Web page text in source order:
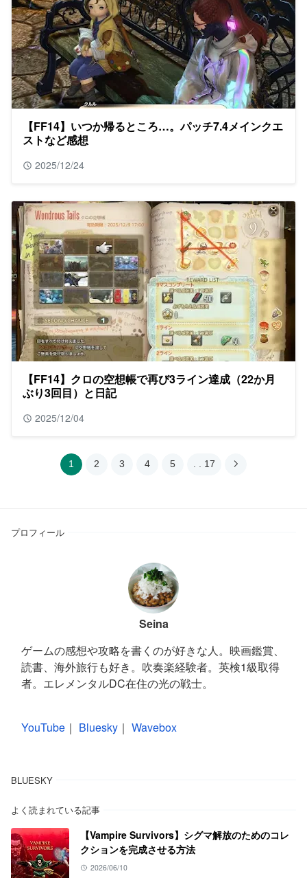
【FF14】いつか帰るところ…。パッチ7.4メインクエ
ストなど感想
2025/12/24
【FF14】クロの空想帳で再び3ライン達成（22か月
ぶり3回目）と日記
2025/12/04
1 2 3 4 5 . . 17
プロフィール
Seina
ゲームの感想や攻略を書くのが好きな人。映画鑑賞、
読書、海外旅行も好き。吹奏楽経験者。英検1級取得
者。エレメンタルDC在住の光の戦士。
YouTube ｜ Bluesky ｜ Wavebox
BLUESKY
よく読まれている記事
【Vampire Survivors】シグマ解放のためのコレ
クションを完成させる方法
2026/06/10